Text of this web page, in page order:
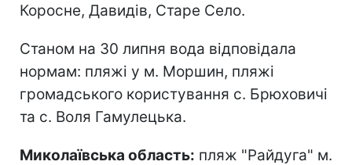
Коросне, Давидів, Старе Село.
Станом на 30 липня вода відповідала
нормам: пляжі у м. Моршин, пляжі
громадського користування с. Брюховичі
та с. Воля Гамулецька.
Миколаївська область: пляж "Райдуга" м.